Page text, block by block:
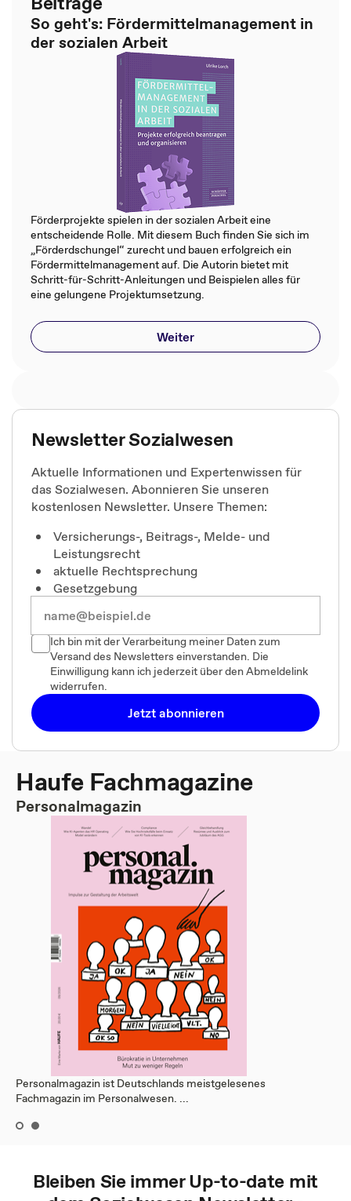
So geht's: Fördermittelmanagement in
der sozialen Arbeit
Förderprojekte spielen in der sozialen Arbeit eine
entscheidende Rolle. Mit diesem Buch finden Sie sich im
„Förderdschungel“ zurecht und bauen erfolgreich ein
Fördermittelmanagement auf. Die Autorin bietet mit
Schritt-für-Schritt-Anleitungen und Beispielen alles für
eine gelungene Projektumsetzung.
Weiter
Newsletter Sozialwesen
Aktuelle Informationen und Expertenwissen für
das Sozialwesen. Abonnieren Sie unseren
kostenlosen Newsletter. Unsere Themen:
Versicherungs-, Beitrags-, Melde- und
Leistungsrecht
aktuelle Rechtsprechung
Gesetzgebung
Ich bin mit der Verarbeitung meiner Daten zum
Versand des Newsletters einverstanden. Die
Einwilligung kann ich jederzeit über den Abmeldelink
widerrufen.
Jetzt abonnieren
Haufe Fachmagazine
Personalmagazin
Personalmagazin ist Deutschlands meistgelesenes
Fachmagazin im Personalwesen. ...
Bleiben Sie immer Up-to-date mit